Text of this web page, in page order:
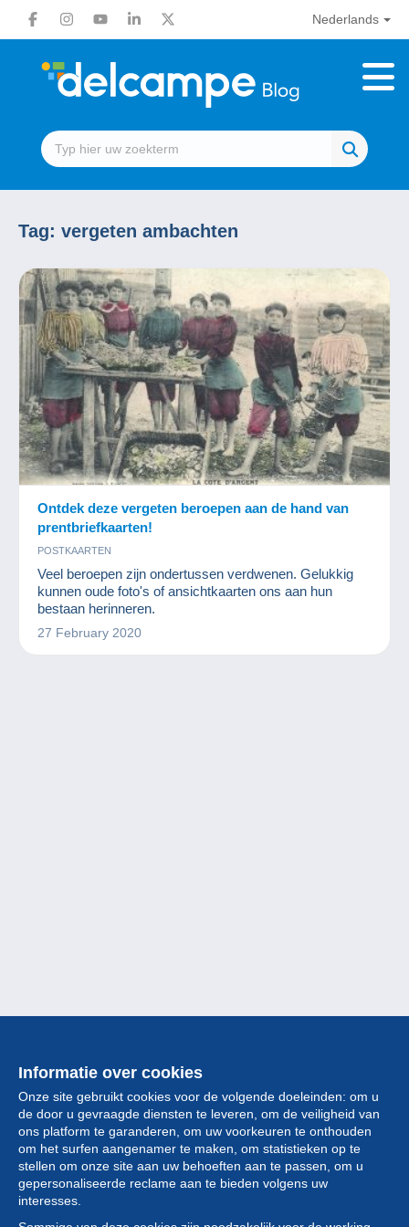
Nederlands
Tag: vergeten ambachten
Ontdek deze vergeten beroepen aan de hand van
prentbriefkaarten!
POSTKAARTEN
Veel beroepen zijn ondertussen verdwenen. Gelukkig
kunnen oude foto's of ansichtkaarten ons aan hun
bestaan herinneren.
27 February 2020
Informatie over cookies
Onze site gebruikt cookies voor de volgende doeleinden: om u
de door u gevraagde diensten te leveren, om de veiligheid van
ons platform te garanderen, om uw voorkeuren te onthouden
om het surfen aangenamer te maken, om statistieken op te
stellen om onze site aan uw behoeften aan te passen, om u
gepersonaliseerde reclame aan te bieden volgens uw
interesses.
Collectie